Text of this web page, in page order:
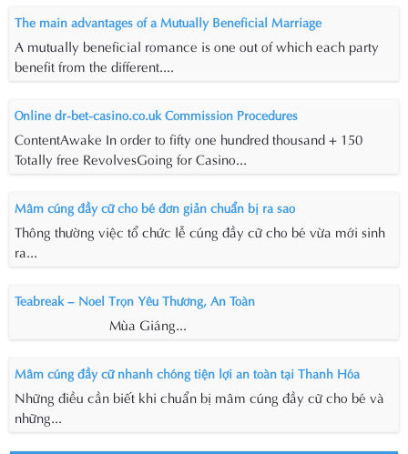
The main advantages of a Mutually Beneficial Marriage
A mutually beneficial romance is one out of which each party
benefit from the different....
Online dr-bet-casino.co.uk Commission Procedures
ContentAwake In order to fifty one hundred thousand + 150
Totally free RevolvesGoing for Casino...
Mâm cúng đầy cữ cho bé đơn giản chuẩn bị ra sao
Thông thường việc tổ chức lễ cúng đầy cữ cho bé vừa mới sinh
ra...
Teabreak – Noel Trọn Yêu Thương, An Toàn
Mùa Giáng...
Mâm cúng đầy cữ nhanh chóng tiện lợi an toàn tại Thanh Hóa
Những điều cần biết khi chuẩn bị mâm cúng đầy cữ cho bé và
những...